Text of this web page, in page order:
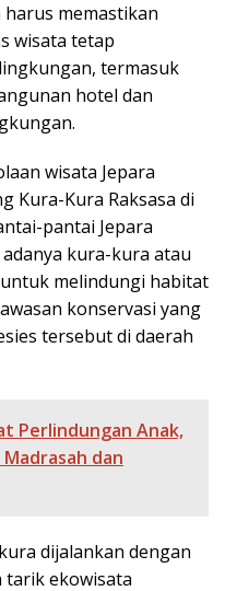
memastikan
wisata tetap
termasuk
hotel dan
wisata Jepara
Kura-Kura Raksasa di
pantai Jepara
kura-kura atau
melindungi habitat
konservasi yang
tersebut di daerah
Perlindungan Anak,
dan
dijalankan dengan
tarik ekowisata